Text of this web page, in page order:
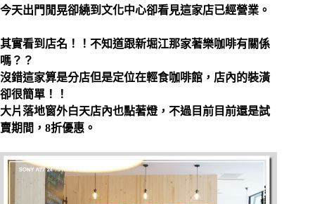
今天出門閒晃卻繞到文化中心卻看見這家店已經營業。
其實看到店名！！不知道跟新堀江那家著樂咖啡有關係
嗎？？
沒錯這家算是分店但是定位在輕食咖啡館， 店內的裝潢
卻很簡單！！
大片落地窗外白天店內也點著燈，不過目前目前還是試
賣期間，8折優惠。